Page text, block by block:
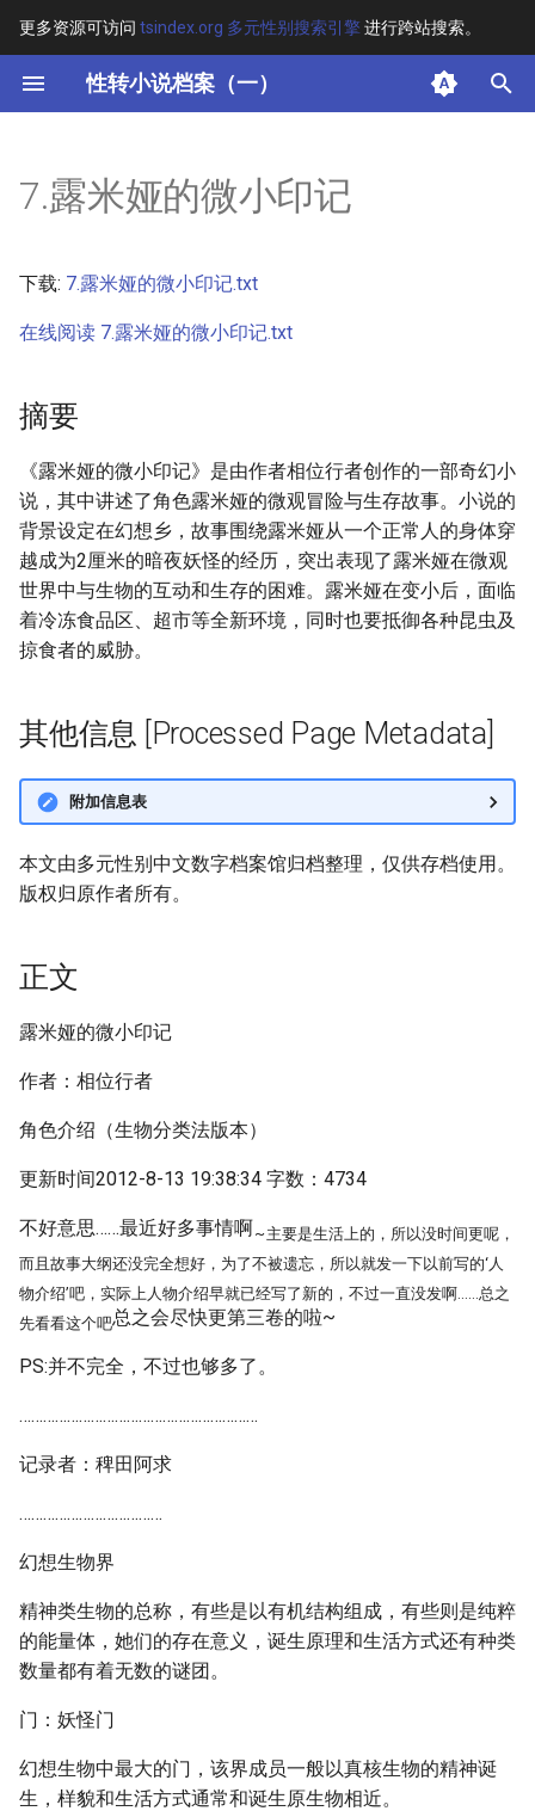
更多资源可访问 tsindex.org 多元性别搜索引擎进行跨站搜索。
性转小说档案（一）
键
开
搜
索
其他信息 [Processed Page
7.露米娅的微小印记
下载: 7.露米娅的微小印记.txt
在线阅读 7.露米娅的微小印记.txt
摘要
《露米娅的微小印记》是由作者相位行者创作的一部奇幻小
说，其中讲述了角色露米娅的微观冒险与生存故事。小说的
背景设定在幻想乡，故事围绕露米娅从一个正常人的身体穿
越成为2厘米的暗夜妖怪的经历，突出表现了露米娅在微观
世界中与生物的互动和生存的困难。露米娅在变小后，面临
着冷冻食品区、超市等全新环境，同时也要抵御各种昆虫及
掠食者的威胁。
其他信息 [Processed Page Metadata]
附加信息表
本文由多元性别中文数字档案馆归档整理，仅供存档使用。
版权归原作者所有。
正文
露米娅的微小印记
作者：相位行者
角色介绍（生物分类法版本）
更新时间2012-8-13 19:38:34 字数：4734
不好意思……最近好多事情啊~主要是生活上的，所以没时间更呢，
而且故事大纲还没完全想好，为了不被遗忘，所以就发一下以前写的‘人
物介绍’吧，实际上人物介绍早就已经写了新的，不过一直没发啊……总之
先看看这个吧总之会尽快更第三卷的啦~
PS:并不完全，不过也够多了。
……………………………………………………
记录者：稗田阿求
………………………………
幻想生物界
精神类生物的总称，有些是以有机结构组成，有些则是纯粹
的能量体，她们的存在意义，诞生原理和生活方式还有种类
数量都有着无数的谜团。
门：妖怪门
幻想生物中最大的门，该界成员一般以真核生物的精神诞
生，样貌和生活方式通常和诞生原生物相近。